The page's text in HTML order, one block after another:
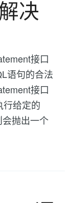
决
接口
语句的合法
接口
行给定的
抛出一个